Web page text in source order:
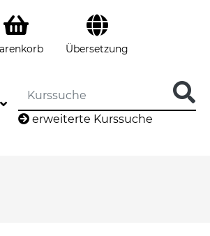
Übersetzung
erweiterte Kurssuche